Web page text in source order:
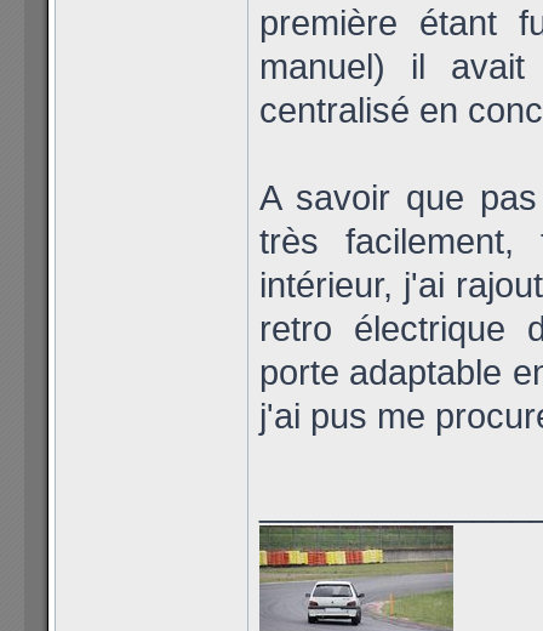
première étant
manuel) il
centralisé en
A savoir que
très
intérieur, j'ai
retro électrique
porte adaptable
j'ai pus me